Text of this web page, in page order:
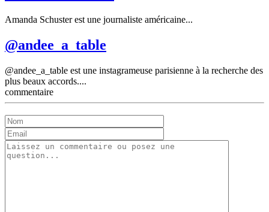
Amanda Schuster est une journaliste américaine...
@andee_a_table
@andee_a_table est une instagrameuse parisienne à la recherche des
plus beaux accords....
commentaire